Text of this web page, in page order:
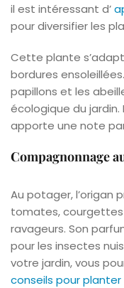
il est intéressant d’
pour diversifier les
Cette plante
bordures
papillons et les
écologique du jardin.
apporte une note
Compagnonnage
Au potager, l’origan
tomates,
ravageurs. Son
pour les insectes
votre jardin, vous
conseils pour planter